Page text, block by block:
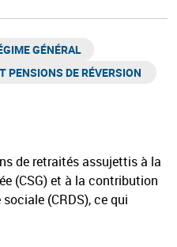
GÉNÉRAL​
PENSIONS DE RÉVERSION
de retraités assujettis à la
(CSG) et à la contribution
(CRDS), ce qui